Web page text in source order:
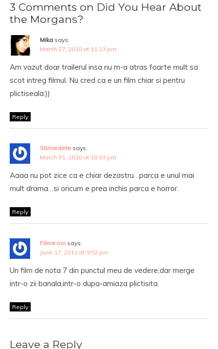
3 Comments on Did You Hear About
the Morgans?
Mika says:
March 27, 2010 at 11:13 pm
Am vazut doar trailerul insa nu m-a atras foarte mult sa
scot intreg filmul. Nu cred ca e un film chiar si pentru
plictiseala:))
Reply
Stirivedete says:
March 31, 2010 at 10:33 pm
Aaaa nu pot zice ca e chiar dezastru…parca e unul mai
mult drama…si oricum e prea inchis parca e horror.
Reply
Filme noi says:
June 17, 2011 at 9:52 pm
Un film de nota 7 din punctul meu de vedere,dar merge
intr-o zii banala,intr-o dupa-amiaza plictisita.
Reply
Leave a Reply